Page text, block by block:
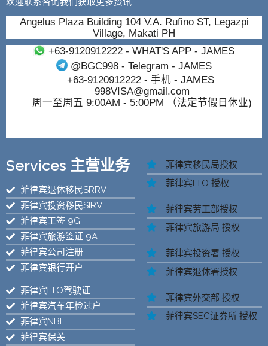
Angelus Plaza Building 104 V.A. Rufino ST, Legazpi
Village, Makati PH
+63-9120912222- WHAT'S APP - JAMES
@BGC998 - Telegram - JAMES
+63-9120912222- 手机 - JAMES
998VISA@gmail.com
周一至周五 9:00AM - 5:00PM （法定节假日休业)
Services 主营业务
菲律宾退休移民SRRV
菲律宾投资移民SIRV
菲律宾工签 9G
菲律宾旅游签证 9A
菲律宾公司注册
菲律宾银行开户
菲律宾LTO驾驶证
菲律宾汽车年检过户
菲律宾NBI
菲律宾保关
菲律宾移民局授权
菲律宾LTO 授权
菲律宾劳工部授权
菲律宾旅游局 授权
菲律宾投资署 授权
菲律宾退休署授权
菲律宾外交部 授权
菲律宾SEC证券所 授权